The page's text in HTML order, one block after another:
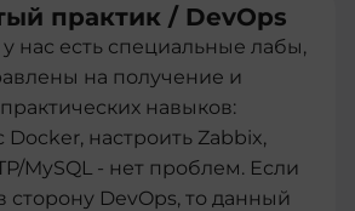
практик / DevOps
нас есть специальные лабы,
на получение и
навыков:
Docker, настроить Zabbix,
MySQL - нет проблем. Если
сторону DevOps, то данный